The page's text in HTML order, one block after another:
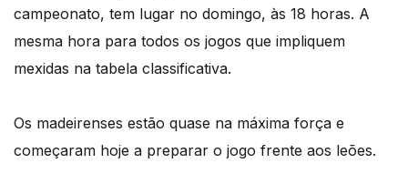
campeonato, tem lugar no domingo, às 18 horas. A
mesma hora para todos os jogos que impliquem
mexidas na tabela classificativa.
Os madeirenses estão quase na máxima força e
começaram hoje a preparar o jogo frente aos leões.